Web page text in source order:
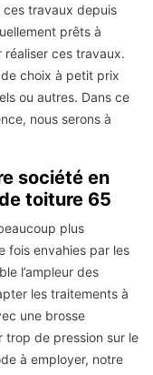
travaux depuis
prêts à
ces travaux.
choix à petit prix
ou autres. Dans ce
nous serons à
société en
toiture 65
plus
fois envahies par les
l’ampleur des
les traitements à
une brosse
trop de pression sur le
à employer, notre